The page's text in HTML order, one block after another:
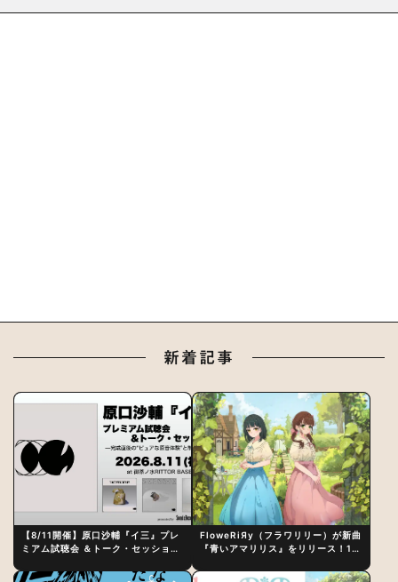
新着記事
【8/11開催】原口沙輔『イ三』プレ
ミアム試聴会 ＆トーク・セッション
制作秘話
FloweRiЯy（フラワリリー）が新曲
『青いアマリリス』をリリース！1st